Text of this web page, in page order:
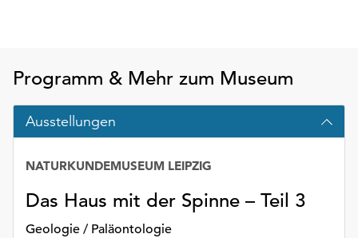
Sie
verwendeten
Cookies
erreichen
die
Einstellungen
Programm & Mehr zum Museum
Ausstellungen
Das Haus mit der Spinne – Teil 3
Geologie / Paläontologie
NATURKUNDEMUSEUM LEIPZIG